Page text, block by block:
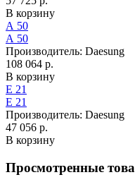
В корзину
А 50
А 50
Производитель: Daesung
108 064 р.
В корзину
Е 21
Е 21
Производитель: Daesung
47 056 р.
В корзину
Просмотренные